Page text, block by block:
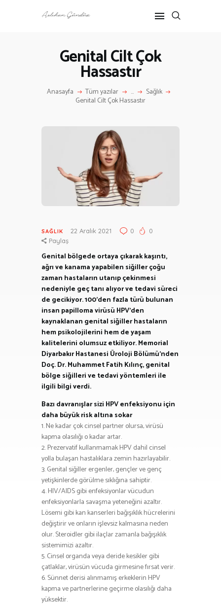
Genital Cilt Çok
Hassastır
Anasayfa Tüm yazılar ... Sağlık
Genital Cilt Çok Hassastır
ANASAYFA
ANNE-ÇOCUK
HAKKIMDA
SAĞLIK 22 Aralık 2021 0
0
Paylaş
Genital bölgede ortaya çıkarak kaşıntı,
ağrı ve kanama yapabilen siğiller çoğu
zaman hastaların utanıp çekinmesi
nedeniyle geç tanı alıyor ve tedavi süreci
de gecikiyor.100’den fazla türü bulunan
insan papilloma virüsü HPV’den
kaynaklanan genital siğiller hastaların
hem psikolojilerini hem de yaşam
kalitelerini olumsuz etkiliyor.Memorial
Diyarbakır Hastanesi Üroloji Bölümü’nden
Doç. Dr. Muhammet Fatih Kılınç, genital
bölge siğilleri ve tedavi yöntemleri ile
ilgili bilgi verdi.
Bazı davranışlar sizi HPV enfeksiyonu için
daha büyük risk altına sokar
1. Ne kadar çok cinsel partner olursa, virüsü
kapma olasılığı o kadar artar.
2. Prezervatif kullanmamak HPV dahil cinsel
yolla bulaşan hastalıklara zemin hazırlayabilir.
3. Genital siğiller ergenler, gençler ve genç
yetişkinlerde görülme sıklığına sahiptir.
4. HIV/AIDS gibi enfeksiyonlar vücudun
enfeksiyonlarla savaşma yeteneğini azaltır.
Lösemi gibi kan kanserleri bağışıklık hücrelerini
değiştirir ve onların işlevsiz kalmasına neden
olur. Steroidler gibi ilaçlar zamanla bağışıklık
sistemimizi azaltır.
5. Cinsel organda veya deride kesikler gibi
çatlaklar, virüsün vücuda girmesine fırsat verir.
6. Sünnet derisi alınmamış erkeklerin HPV
kapma ve partnerlerine geçirme olasılığı daha
yüksektir.